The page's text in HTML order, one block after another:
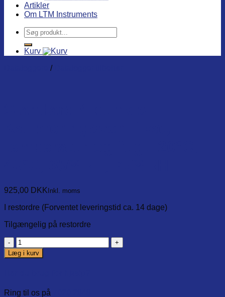
Artikler
Om LTM Instruments
Søg
efter:
Kurv
/
925,00 DKK Inkl. moms
I restordre (Forventet leveringstid ca. 14 dage)
Tilgængelig på restordre
Standard
4
punkts
fugt.
Læg i kurv
Ring til os på